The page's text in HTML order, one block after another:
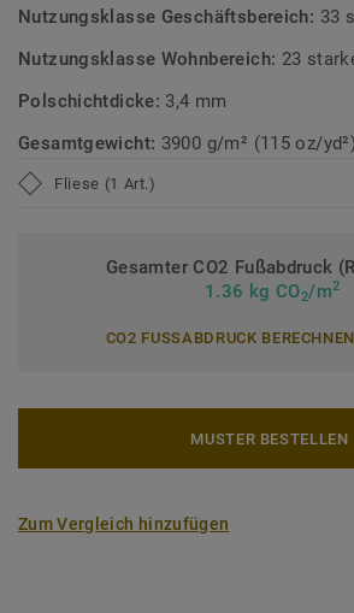
Selection– unseren nachhaltigen und
Bodenbelagskollektionen. Die
nach dem Gebrauch recyclingfähig.
Teppichfliesen.
Nutzungsklasse Geschäftsbereich: 33
Nutzungsklasse Wohnbereich: 23
Polschichtdicke: 3,4 mm
Gesamtgewicht: 3900 g/m² (115 oz/yd²)
Fliese (1 Art.)
Gesamter CO2 Fußabdruck
1.36 kg CO2/m2
CO2 FUSSABDRUCK BERECHNEN
MUSTER BESTELLEN
Zum Vergleich hinzufügen